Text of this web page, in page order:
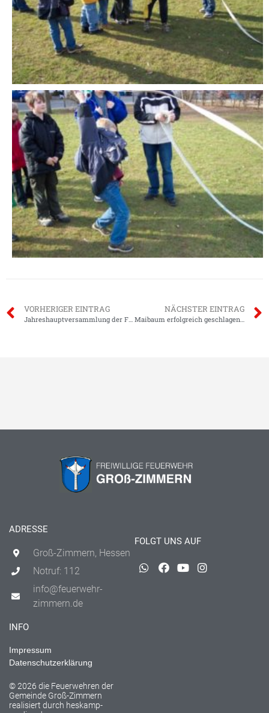
VORHERIGER EINTRAG NÄCHSTER EINTRAG
Maibaum erfolgreich geschlagen…
ADRESSE
Groß-Zimmern, Hessen
Notruf: 112
info@feuerwehr-
zimmern.de
FOLGT UNS AUF
INFO
Impressum
Datenschutzerklärung
© 2026 die Feuerwehren der
Gemeinde Groß-Zimmern
realisiert durch heskamp-